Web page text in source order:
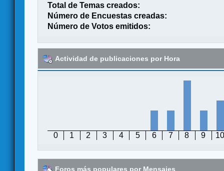
Total de Temas creados:
Número de Encuestas creadas:
Número de Votos emitidos:
Actividad de publicaciones por Hora
0 1 2 3 4 5 6 7 8 9 10
Foros más populares por Mensajes